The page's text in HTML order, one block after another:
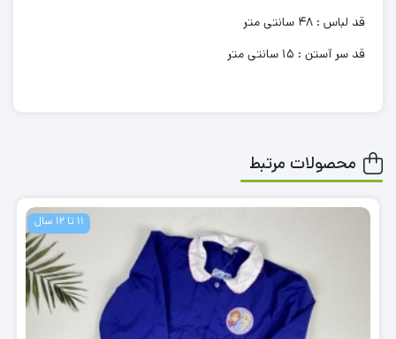
قد لباس : 48 سانتی متر
قد سر آستن : 15 سانتی متر
محصولات مرتبط
11 تا 12 سال